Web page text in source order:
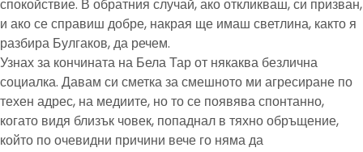
спокойствие. В обратния случай, ако откликваш, си призван,
и ако се справиш добре, накрая ще имаш светлина, както я
разбира Булгаков, да речем.
Узнах за кончината на Бела Тар от някаква безлична
социалка. Давам си сметка за смешното ми агресиране по
техен адрес, на медиите, но то се появява спонтанно,
когато видя близък човек, попаднал в тяхно обръщение,
който по очевидни причини вече го няма да